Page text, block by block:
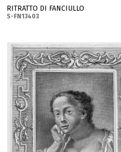
RITRATTO DI FANCIULLO
S-FN13403